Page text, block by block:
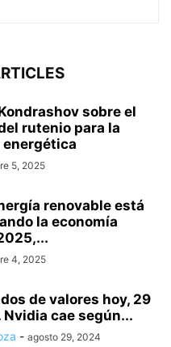
sobre el
rutenio para la
5, 2025
renovable está
la economía
4, 2025
de valores hoy, 29
Nvidia cae según...
- agosto 29, 2024